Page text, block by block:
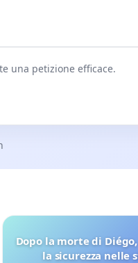
una petizione efficace.
Dopo la morte di
la sicurezza nelle